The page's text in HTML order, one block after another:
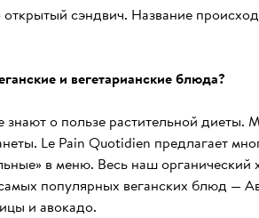
открытый сэндвич. Название
и вегетарианские блюда?
о пользе растительной диеты.
Le Pain Quotidien предлагает
в меню. Весь наш
популярных веганских блюд —
и авокадо.